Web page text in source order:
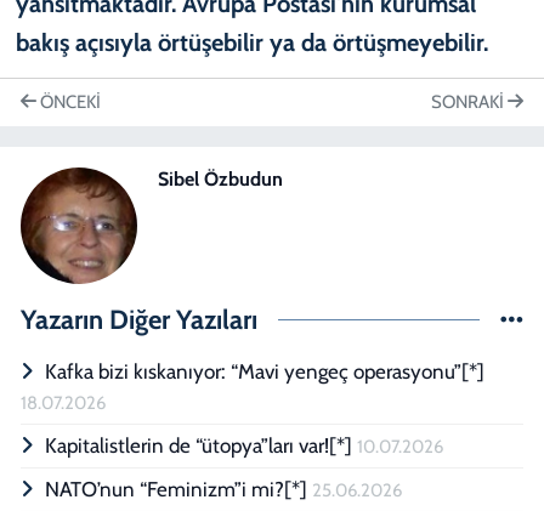
ÖNCEKI SONRAKI
Sibel Özbudun
Yazarın Diğer Yazıları
Kafka bizi kıskanıyor: “Mavi yengeç operasyonu”[*]
18.07.2026
Kapitalistlerin de “ütopya”ları var![*] 10.07.2026
NATO’nun “Feminizm”i mi?[*] 25.06.2026